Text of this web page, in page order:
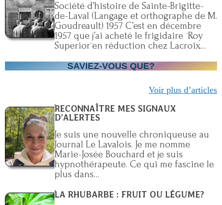
Société d’histoire de Sainte-Brigitte-
de-Laval (Langage et orthographe de M.
Goudreault) 1957 C’est en décembre
1957 que j’ai acheté le frigidaire ¨Roy
Superior¨en réduction chez Lacroix…
SAVIEZ-VOUS QUE?
Voir plus d’articles
RECONNAÎTRE MES SIGNAUX
D’ALERTES
Je suis une nouvelle chroniqueuse au
Journal Le Lavalois. Je me nomme
Marie-Josée Bouchard et je suis
hypnothérapeute. Ce qui me fascine le
plus dans…
LA RHUBARBE : FRUIT OU LÉGUME?